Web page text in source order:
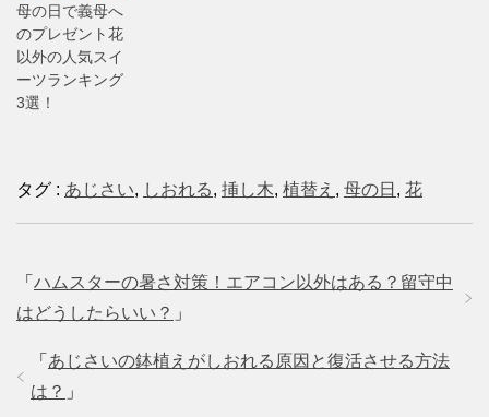
母の日で義母へ
のプレゼント花
以外の人気スイ
ーツランキング
3選！
タグ : あじさい, しおれる, 挿し木, 植替え , 母の日 , 花
「 ハムスターの暑さ対策！エアコン以外はある？留守中
はどうしたらいい？ 」
「 あじさいの鉢植えがしおれる原因と復活させる方法
は？ 」